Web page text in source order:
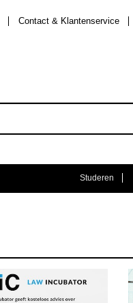
Contact & Klantenservice
Studeren